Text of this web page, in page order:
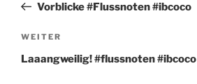
Beitrag
Vorblicke #Flussnoten #ibcoco
Nächster
Beitrag
WEITER
Laaangweilig! #flussnoten #ibcoco